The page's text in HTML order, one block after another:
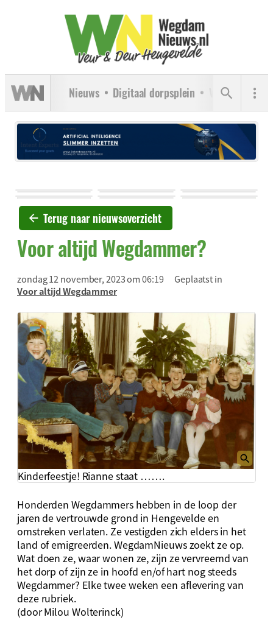
Nieuws Digitaal dorpsplein Verenigingen
Terug naar nieuwsoverzicht
Voor altijd Wegdammer?
zondag 12 november, 2023 om 06:19
Geplaatst in
Voor altijd Wegdammer
Kinderfeestje! Rianne staat …….
Honderden Wegdammers hebben in de loop der
jaren de vertrouwde grond in Hengevelde en
omstreken verlaten. Ze vestigden zich elders in het
land of emigreerden. WegdamNieuws zoekt ze op.
Wat doen ze, waar wonen ze, zijn ze vervreemd van
het dorp of zijn ze in hoofd en/of hart nog steeds
Wegdammer? Elke twee weken een aflevering van
deze rubriek.
(door Milou Wolterinck)